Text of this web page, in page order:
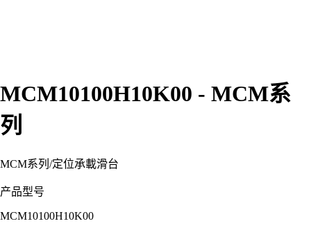
MCM10100H10K00 - MCM系
列
MCM系列 /定位承載滑台
产品型号
MCM10100H10K00